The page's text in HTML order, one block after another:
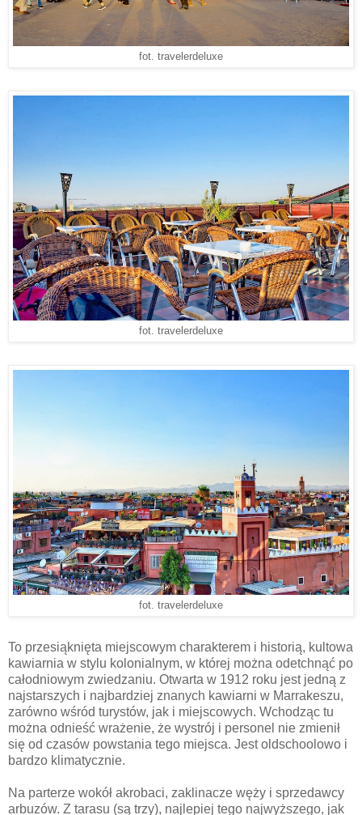
fot. travelerdeluxe
fot. travelerdeluxe
fot. travelerdeluxe
To przesiąknięta miejscowym charakterem i historią, kultowa
kawiarnia w stylu kolonialnym, w której można odetchnąć po
całodniowym zwiedzaniu. Otwarta w 1912 roku jest jedną z
najstarszych i najbardziej znanych kawiarni w Marrakeszu,
zarówno wśród turystów, jak i miejscowych. Wchodząc tu
można odnieść wrażenie, że wystrój i personel nie zmienił
się od czasów powstania tego miejsca. Jest oldschoolowo i
bardzo klimatycznie.
Na parterze wokół akrobaci, zaklinacze węży i sprzedawcy
arbuzów. Z tarasu (są trzy), najlepiej tego najwyższego, jak